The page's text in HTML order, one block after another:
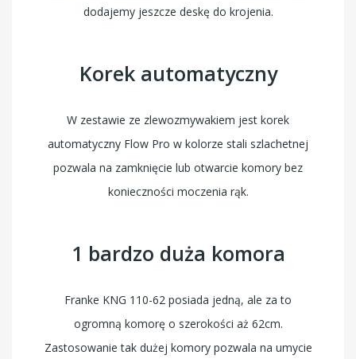
dodajemy jeszcze deskę do krojenia.
Korek automatyczny
W zestawie ze zlewozmywakiem jest korek
automatyczny Flow Pro w kolorze stali szlachetnej
pozwala na zamknięcie lub otwarcie komory bez
konieczności moczenia rąk.
1 bardzo duża komora
Franke KNG 110-62 posiada jedną, ale za to
ogromną komorę o szerokości aż 62cm.
Zastosowanie tak dużej komory pozwala na umycie